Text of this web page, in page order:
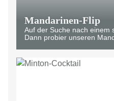
Mandarinen-Flip
Auf der Suche nach einem
Dann probier unseren